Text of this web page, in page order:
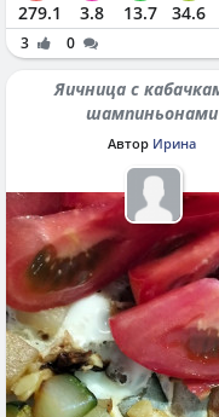
279.1 3.8 13.7 34.6
3 0
Яичница с кабачками и
шампиньонами
Автор Ирина